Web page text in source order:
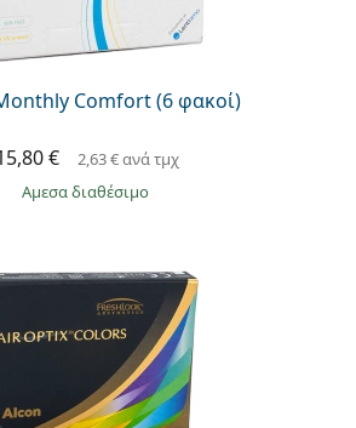
Comfort (6 φακοί)
€ 2,63 €ανά τμχ
άμεσα διαθέσιμο